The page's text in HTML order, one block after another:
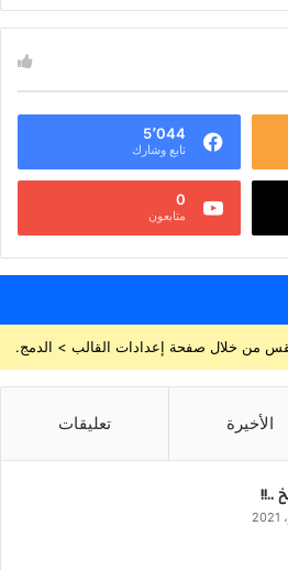
5٬044
تابع وشارك
0
متابعون
الأخيرة تعليقات
..!!